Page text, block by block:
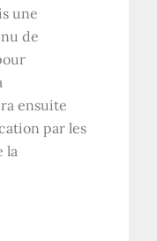
une
de
ensuite
par les
la